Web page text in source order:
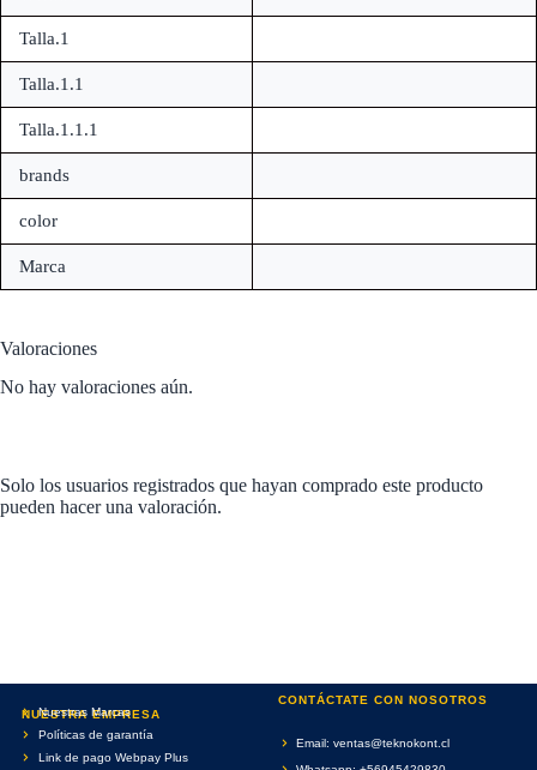
Talla.1
Talla.1.1
Talla.1.1.1
brands
color
Marca
Valoraciones
No hay valoraciones aún.
Solo los usuarios registrados que hayan comprado este producto
pueden hacer una valoración.
NUESTRA EMPRESA
Nuestras Marcas
Políticas de garantía
Link de pago Webpay Plus
CONTÁCTATE CON NOSOTROS
Email: ventas@teknokont.cl